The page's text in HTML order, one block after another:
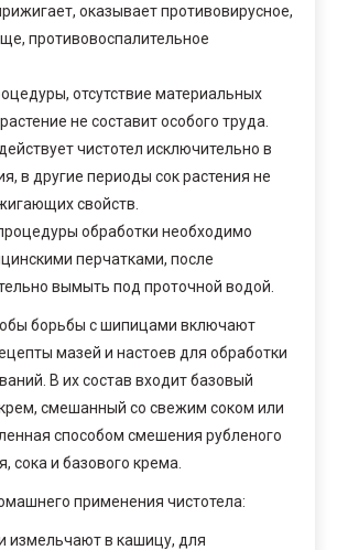
оказывает противовирусное,
противовоспалительное
отсутствие материальных
не составит особого труда.
чистотел исключительно в
в другие периоды сок растения не
свойств.
обработки необходимо
перчатками, после
вымыть под проточной водой.
борьбы с шипицами включают
мазей и настоев для обработки
В их состав входит базовый
смешанный со свежим соком или
способом смешения рубленого
сока и базового крема.
применения чистотела:
измельчают в кашицу, для